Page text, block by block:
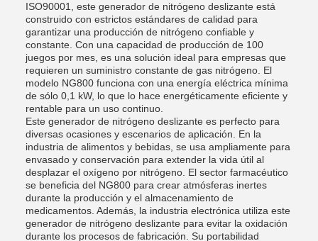
ISO90001, este generador de nitrógeno deslizante está
construido con estrictos estándares de calidad para
garantizar una producción de nitrógeno confiable y
constante. Con una capacidad de producción de 100
juegos por mes, es una solución ideal para empresas que
requieren un suministro constante de gas nitrógeno. El
modelo NG800 funciona con una energía eléctrica mínima
de sólo 0,1 kW, lo que lo hace energéticamente eficiente y
rentable para un uso continuo.
Este generador de nitrógeno deslizante es perfecto para
diversas ocasiones y escenarios de aplicación. En la
industria de alimentos y bebidas, se usa ampliamente para
envasado y conservación para extender la vida útil al
desplazar el oxígeno por nitrógeno. El sector farmacéutico
se beneficia del NG800 para crear atmósferas inertes
durante la producción y el almacenamiento de
medicamentos. Además, la industria electrónica utiliza este
generador de nitrógeno deslizante para evitar la oxidación
durante los procesos de fabricación. Su portabilidad